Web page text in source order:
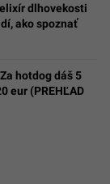
dlhovekosti
ako spoznať
hotdog dáš 5
eur (PREHĽAD